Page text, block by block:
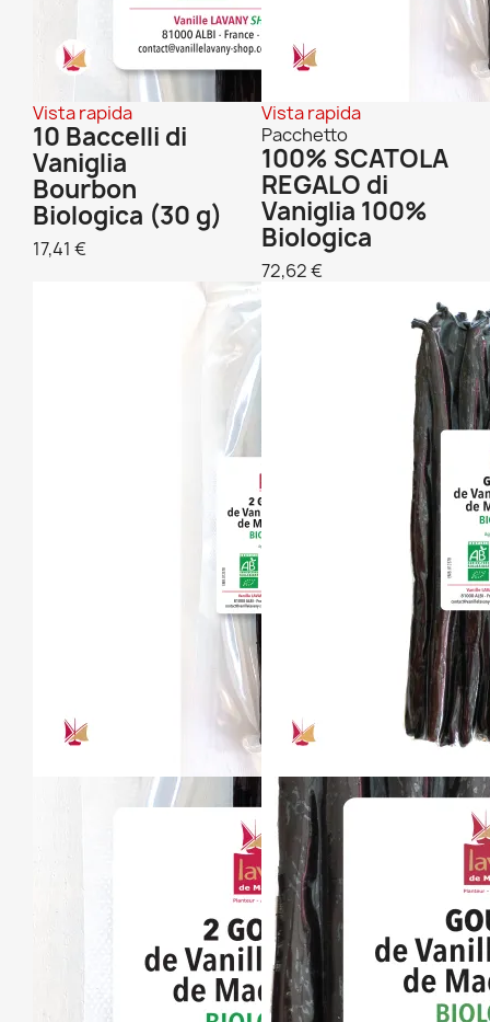
Vista rapida
10 Baccelli di
Vaniglia
Bourbon
Biologica (30 g)
17,41 €
Vista rapida
Pacchetto
100% SCATOLA
REGALO di
Vaniglia 100%
Biologica
72,62 €